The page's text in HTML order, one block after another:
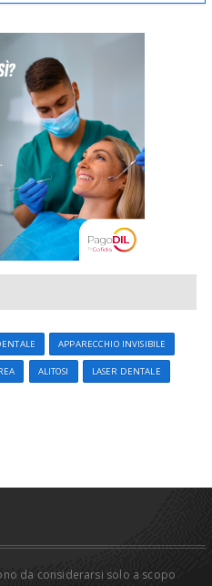
APPARECCHIO INVISIBILE
ALITOSI LASER DENTALE
da considerarsi solo a scopo